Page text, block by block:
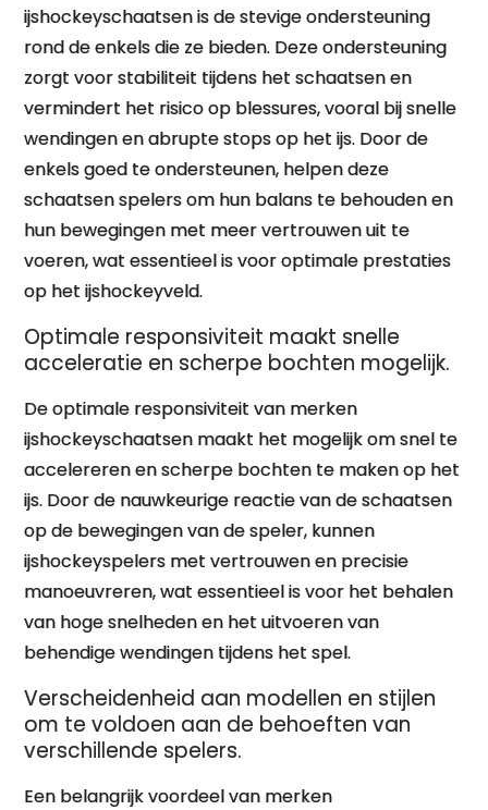
ijshockeyschaatsen is de stevige ondersteuning
rond de enkels die ze bieden. Deze ondersteuning
zorgt voor stabiliteit tijdens het schaatsen en
vermindert het risico op blessures, vooral bij snelle
wendingen en abrupte stops op het ijs. Door de
enkels goed te ondersteunen, helpen deze
schaatsen spelers om hun balans te behouden en
hun bewegingen met meer vertrouwen uit te
voeren, wat essentieel is voor optimale prestaties
op het ijshockeyveld.
Optimale responsiviteit maakt snelle
acceleratie en scherpe bochten mogelijk.
De optimale responsiviteit van merken
ijshockeyschaatsen maakt het mogelijk om snel te
accelereren en scherpe bochten te maken op het
ijs. Door de nauwkeurige reactie van de schaatsen
op de bewegingen van de speler, kunnen
ijshockeyspelers met vertrouwen en precisie
manoeuvreren, wat essentieel is voor het behalen
van hoge snelheden en het uitvoeren van
behendige wendingen tijdens het spel.
Verscheidenheid aan modellen en stijlen
om te voldoen aan de behoeften van
verschillende spelers.
Een belangrijk voordeel van merken